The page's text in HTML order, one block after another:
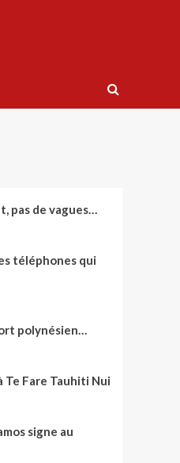
pas de vagues…
téléphones qui
polynésien…
Fare Tauhiti Nui
signe au